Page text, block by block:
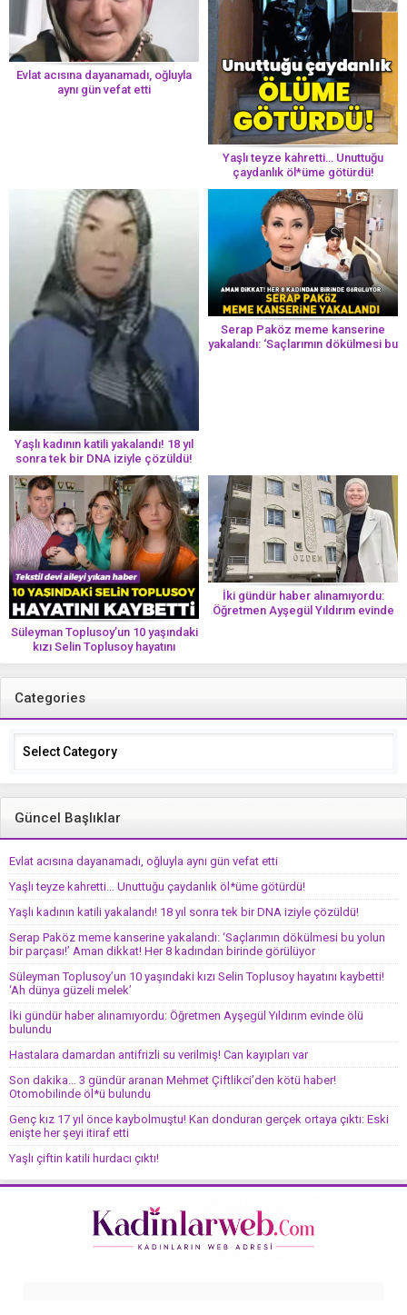
Evlat acısına dayanamadı, oğluyla
aynı gün vefat etti
Yaşlı teyze kahretti… Unuttuğu
çaydanlık öl*üme götürdü!
Yaşlı kadının katili yakalandı! 18 yıl
sonra tek bir DNA iziyle çözüldü!
Serap Paköz meme kanserine
yakalandı: ‘Saçlarımın dökülmesi bu
Süleyman Toplusoy’un 10 yaşındaki
kızı Selin Toplusoy hayatını
kaybetti! ‘Ah dünya güzeli melek’
İki gündür haber alınamıyordu:
Öğretmen Ayşegül Yıldırım evinde
Categories
Categories
Güncel Başlıklar
Evlat acısına dayanamadı, oğluyla aynı gün vefat etti
Yaşlı teyze kahretti… Unuttuğu çaydanlık öl*üme götürdü!
Yaşlı kadının katili yakalandı! 18 yıl sonra tek bir DNA iziyle çözüldü!
Serap Paköz meme kanserine yakalandı: ‘Saçlarımın dökülmesi bu yolun
bir parçası!’ Aman dikkat! Her 8 kadından birinde görülüyor
Süleyman Toplusoy’un 10 yaşındaki kızı Selin Toplusoy hayatını kaybetti!
‘Ah dünya güzeli melek’
İki gündür haber alınamıyordu: Öğretmen Ayşegül Yıldırım evinde ölü
bulundu
Hastalara damardan antifrizli su verilmiş! Can kayıpları var
Son dakika… 3 gündür aranan Mehmet Çiftlikci’den kötü haber!
Otomobilinde öl*ü bulundu
Genç kız 17 yıl önce kaybolmuştu! Kan donduran gerçek ortaya çıktı: Eski
enişte her şeyi itiraf etti
Yaşlı çiftin katili hurdacı çıktı!